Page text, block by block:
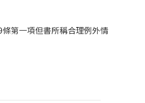
第一項但書所稱合理例外情